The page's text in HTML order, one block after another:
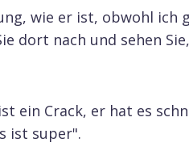
wie er ist, obwohl ich
dort nach und sehen
ein Crack, er hat es
ist super".